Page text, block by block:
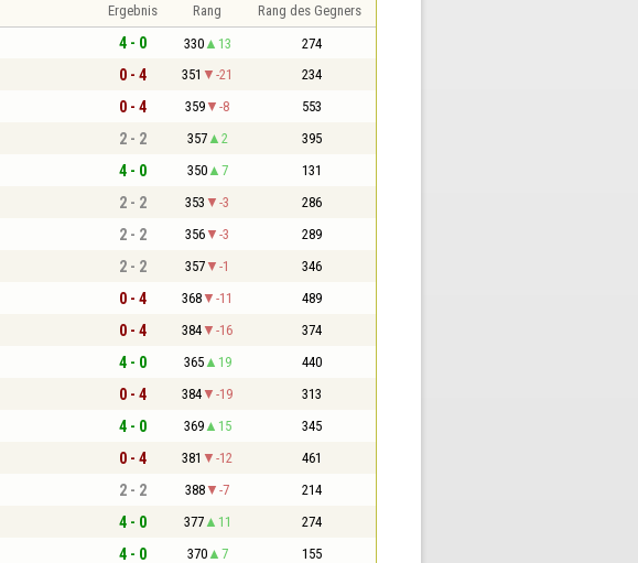
Ergebnis Rang Rang des Gegners
4 - 0 330 13 274
0 - 4 351 -21 234
0 - 4 359 -8 553
2 - 2 357 2 395
4 - 0 350 7 131
2 - 2 353 -3 286
2 - 2 356 -3 289
2 - 2 357 -1 346
0 - 4 368 -11 489
0 - 4 384 -16 374
4 - 0 365 19 440
0 - 4 384 -19 313
4 - 0 369 15 345
0 - 4 381 -12 461
2 - 2 388 -7 214
4 - 0 377 11 274
4 - 0 370 7 155